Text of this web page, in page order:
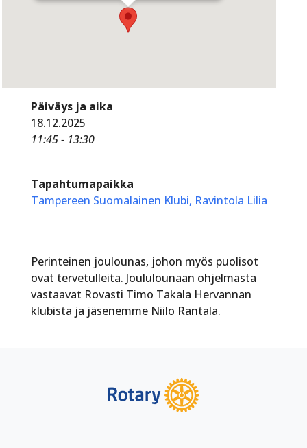
Päiväys ja aika
18.12.2025
11:45 - 13:30
Tapahtumapaikka
Tampereen Suomalainen Klubi, Ravintola Lilia
Perinteinen joulounas, johon myös puolisot
ovat tervetulleita. Joululounaan ohjelmasta
vastaavat Rovasti Timo Takala Hervannan
klubista ja jäsenemme Niilo Rantala.